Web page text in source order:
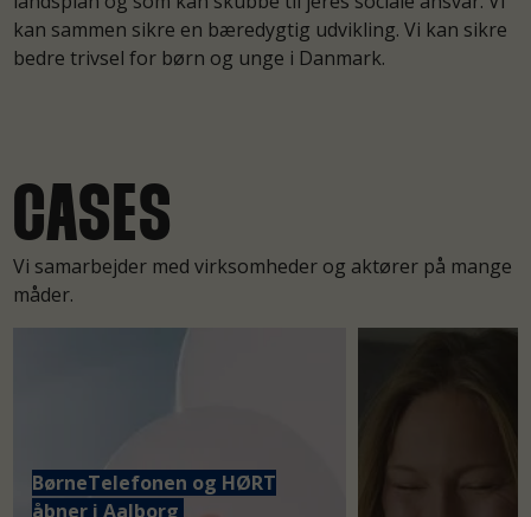
kan sammen sikre en bæredygtig udvikling. Vi kan sikre
bedre trivsel for børn og unge i Danmark.
CASES
Vi samarbejder med virksomheder og aktører på mange
måder.
BørneTelefonen og HØRT
åbner i Aalborg